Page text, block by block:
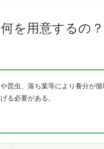
を用意するの？
昆虫、落ち葉等により養分が
る必要がある。